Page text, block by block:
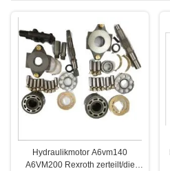
Hydraulikmotor A6vm140
A6VM200 Rexroth zerteilt/die